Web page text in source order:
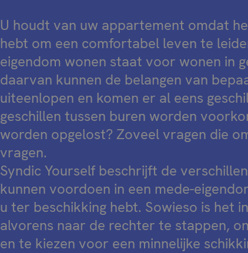
U houdt van uw appartement omdat
hebt om een comfortabel leven te
eigendom wonen staat voor wonen in
daarvan kunnen de belangen van
uiteenlopen en komen er al eens
geschillen tussen buren worden
worden opgelost? Zoveel vragen die
vragen.
Syndic Yourself beschrijft de
kunnen voordoen in een mede-
u ter beschikking hebt. Sowieso is het
alvorens naar de rechter te stappen,
en te kiezen voor een minnelijke